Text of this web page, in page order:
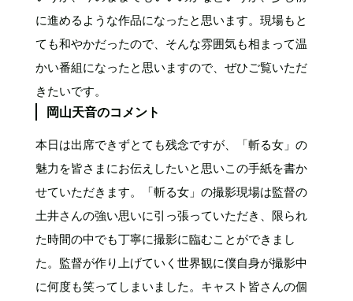
に進めるような作品になったと思います。現場もと
ても和やかだったので、そんな雰囲気も相まって温
かい番組になったと思いますので、ぜひご覧いただ
きたいです。
岡山天音のコメント
本日は出席できずとても残念ですが、「斬る女」の
魅力を皆さまにお伝えしたいと思いこの手紙を書か
せていただきます。「斬る女」の撮影現場は監督の
土井さんの強い思いに引っ張っていただき、限られ
た時間の中でも丁寧に撮影に臨むことができまし
た。監督が作り上げていく世界観に僕自身が撮影中
に何度も笑ってしまいました。キャスト皆さんの個